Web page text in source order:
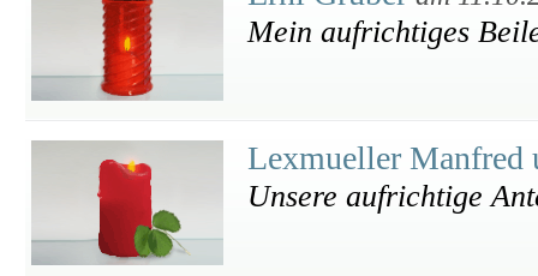
Mein aufrichtiges
Lexmueller
Unsere aufrichtige